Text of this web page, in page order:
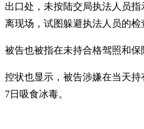
出口处，未按陆交局执法人员
离现场，试图躲避执法人员的检
被告也被指在未持合格驾照和保
控状也显示，被告涉嫌在当天持
7日吸食冰毒。